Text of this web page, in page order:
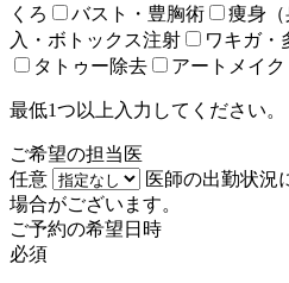
くろ
バスト・豊胸術 痩身（
入・ボトックス注射
ワキガ・
タトゥー除去
アートメイク
最低1つ以上入力してください。
ご希望の担当医
任意
医師の出勤状況
場合がございます。
ご予約の希望日時
必須